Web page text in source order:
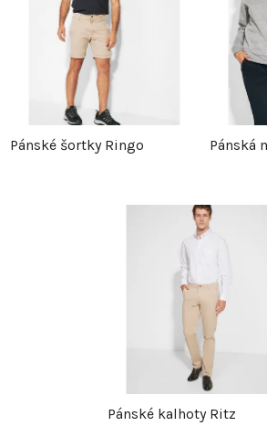
Pánské šortky Ringo Pánská
Pánské kalhoty Ritz